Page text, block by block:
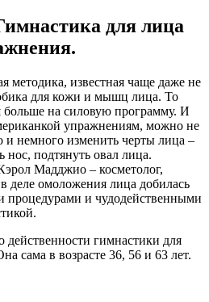
для лица
методика, известная чаще даже не
для кожи и мышц лица. То
больше на силовую программу. И
упражнениям, можно не
и немного изменить черты лица –
нос, подтянуть овал лица.
Мадджио – косметолог,
деле омоложения лица добилась
процедурами и чудодейственными
действенности гимнастики для
сама в возрасте 36, 56 и 63 лет.